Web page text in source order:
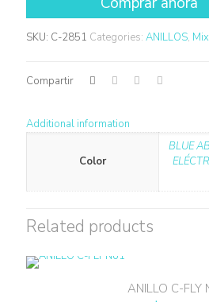
SKU: C-2851 Categories: ANILLOS,
Compartir
Additional information
Color
BLUE
Related products
ANILLO C-FLY